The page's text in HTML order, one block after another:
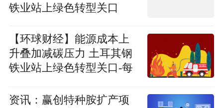
铁业站上绿色转型关口
【环球财经】能源成本上
升叠加减碳压力 土耳其钢
铁业站上绿色转型关口-每
资讯：赢创特种胺扩产项